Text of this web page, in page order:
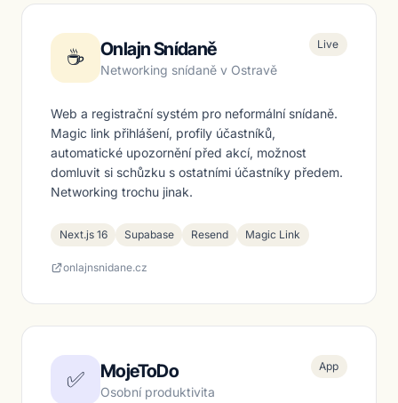
☕ Onlajn Snídaně
Networking snídaně v Ostravě
Live
Web a registrační systém pro neformální snídaně.
Magic link přihlášení, profily účastníků,
automatické upozornění před akcí, možnost
domluvit si schůzku s ostatními účastníky předem.
Networking trochu jinak.
Next.js 16 Supabase Resend Magic Link
onlajnsnidane.cz
✅ MojeToDo
Osobní produktivita
App